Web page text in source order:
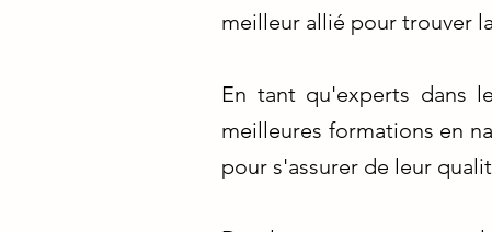
meilleur allié pour trouver
En tant qu'experts dans
meilleures formations en
pour s'assurer de leur